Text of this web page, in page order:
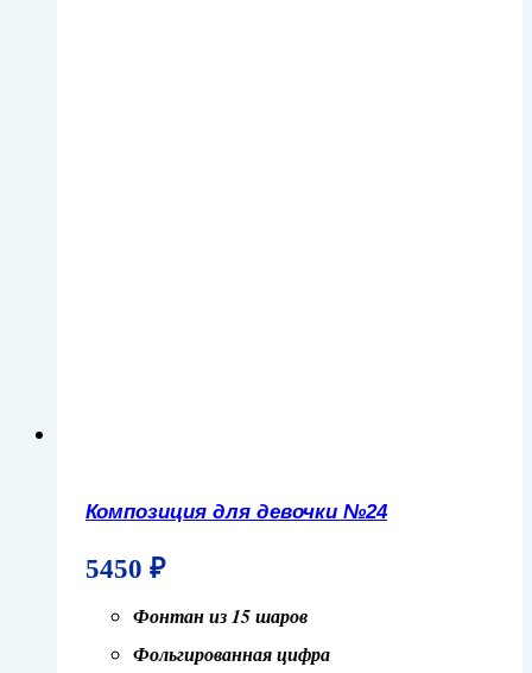
Композиция для девочки №24
5450 ₽
Фонтан из 15 шаров
Фольгированная цифра